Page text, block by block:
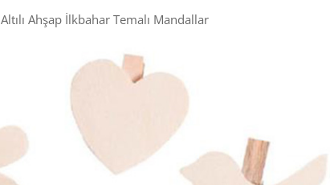
Altılı Ahşap İlkbahar Temalı Mandallar